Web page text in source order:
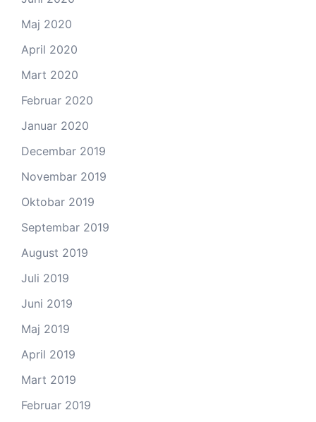
Maj 2020
April 2020
Mart 2020
Februar 2020
Januar 2020
Decembar 2019
Novembar 2019
Oktobar 2019
Septembar 2019
August 2019
Juli 2019
Juni 2019
Maj 2019
April 2019
Mart 2019
Februar 2019